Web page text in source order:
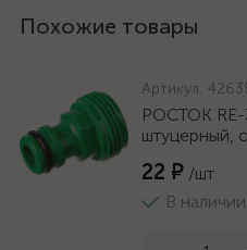
Похожие товары
Артикул:
РОСТОК RE-
штуцерный,
22 ₽ /шт
В